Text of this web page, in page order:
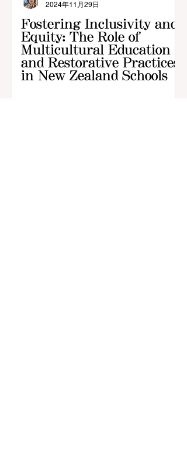
Fostering Inclusivity and
Equity: The Role of
Multicultural Education
and Restorative Practices
in New Zealand Schools
2024年11月29日